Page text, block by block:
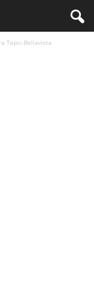
Tepic-Bellavista